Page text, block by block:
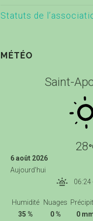
Statuts de
MÉTÉO
Saint-
28
6 août 2026
Aujourd'hui
06:24
Humidité
35 %
Nuages
0 %
0